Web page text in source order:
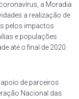
a Moradia
a realização de
pelos impactos
e populações
até o final de 2020.
de parceiros
Nacional das